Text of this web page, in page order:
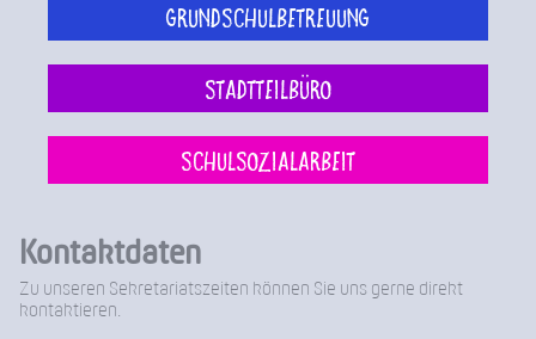
Grundschulbetreuung
Stadtteilbüro
Schulsozialarbeit
Kontaktdaten
Zu unseren Sekretariatszeiten können Sie uns gerne direkt
kontaktieren.